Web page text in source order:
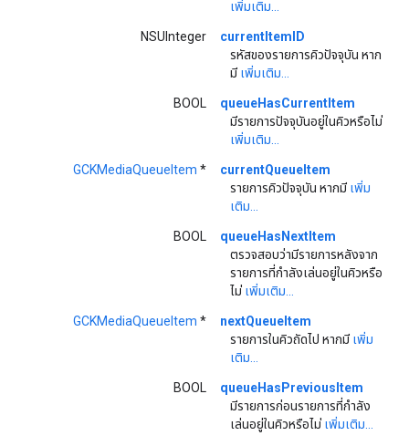
เพิ่มเติม...
NSUInteger
currentItemID
รหัสของรายการคิวปัจจุบัน หาก
มี เพิ่มเติม...
BOOL
queueHasCurrentItem
มีรายการปัจจุบันอยู่ในคิวหรือไม่
เพิ่มเติม...
GCKMediaQueueItem *
currentQueueItem
รายการคิวปัจจุบัน หากมี เพิ่ม
เติม...
BOOL
queueHasNextItem
ตรวจสอบว่ามีรายการหลังจาก
รายการที่กำลังเล่นอยู่ในคิวหรือ
ไม่ เพิ่มเติม...
GCKMediaQueueItem *
nextQueueItem
รายการในคิวถัดไป หากมี เพิ่ม
เติม...
BOOL
queueHasPreviousItem
มีรายการก่อนรายการที่กำลัง
เล่นอยู่ในคิวหรือไม่ เพิ่มเติม...